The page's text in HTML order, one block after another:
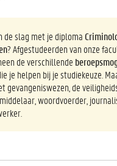
de slag met je diploma
? Afgestudeerden van onze
de verschillende
je helpen bij je studiekeuze.
gevangeniswezen, de
woordvoerder,